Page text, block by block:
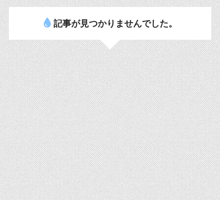
記事が見つかりませんでした。